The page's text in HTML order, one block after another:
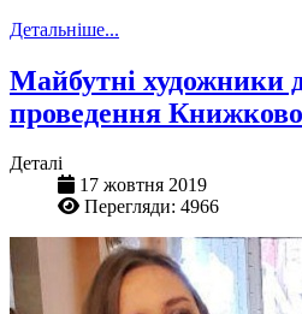
Детальніше...
Майбутні художники
проведення
Деталі
17 жовтня 2019
Перегляди: 4966